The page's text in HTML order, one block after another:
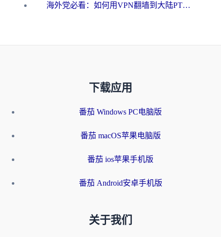
海外党必看：如何用VPN翻墙到大陆PTT？一篇解决你所有回国加速痛点
下载应用
番茄 Windows PC电脑版
番茄 macOS苹果电脑版
番茄 ios苹果手机版
番茄 Android安卓手机版
关于我们